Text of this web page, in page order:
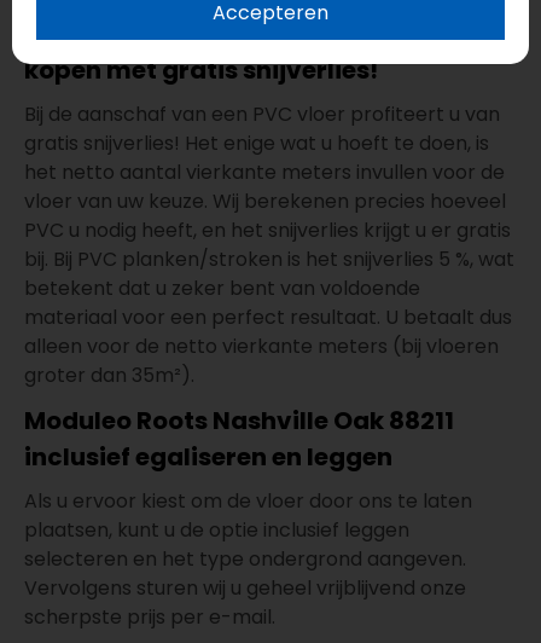
Moduleo Roots Nashville Oak 88211
kopen met gratis snijverlies!
Bij de aanschaf van een PVC vloer profiteert u van
gratis snijverlies! Het enige wat u hoeft te doen, is
het netto aantal vierkante meters invullen voor de
vloer van uw keuze. Wij berekenen precies hoeveel
PVC u nodig heeft, en het snijverlies krijgt u er gratis
bij. Bij PVC planken/stroken is het snijverlies 5 %, wat
betekent dat u zeker bent van voldoende
materiaal voor een perfect resultaat. U betaalt dus
alleen voor de netto vierkante meters (bij vloeren
groter dan 35m²).
Moduleo Roots Nashville Oak 88211
inclusief egaliseren en leggen
Als u ervoor kiest om de vloer door ons te laten
plaatsen, kunt u de optie inclusief leggen
selecteren en het type ondergrond aangeven.
Vervolgens sturen wij u geheel vrijblijvend onze
scherpste prijs per e-mail.
Accepteren